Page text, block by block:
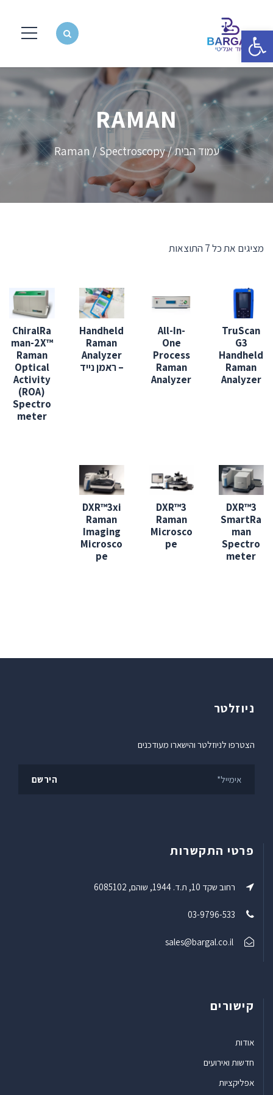
פתח סרגל נגישות
RAMAN
עמוד הבית/
Spectroscopy
/ Raman
מציגים את כל ⁦7⁩ התוצאות
TruScan
G3
Handheld
Raman
Analyzer
All-In-
One
Process
Raman
Analyzer
Handheld
Raman
Analyzer
– ראמן נייד
ChiralRa
man-2X™
Raman
Optical
Activity
(ROA)
Spectro
meter
DXR™3
SmartRa
man
Spectro
meter
DXR™3
Raman
Microsco
pe
DXR™3xi
Raman
Imaging
Microsco
pe
ניוזלטר
הצטרפו לניוזלטר והישארו מעודכנים
פרטי התקשרות
רחוב שקד 10, ת.ד. 1944, שוהם, 6085102
sales@bargal.co.il
קישורים
אודות
חדשות ואירועים
אפליקציות